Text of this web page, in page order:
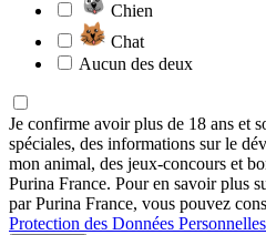
Chien
Chat
Aucun des deux
Je confirme avoir plus de 18 ans et
spéciales, des informations sur le
mon animal, des jeux-concours et
Purina France. Pour en savoir plus
par Purina France, vous pouvez
Protection des Données